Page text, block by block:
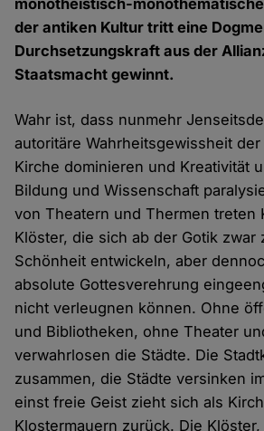
monotheistisch-
der antiken Kultur tritt eine
Durchsetzungskraft aus der
Staatsmacht gewinnt.
Wahr ist, dass nunmehr
autoritäre Wahrheitsgewissheit
Kirche dominieren und Kreativität
Bildung und Wissenschaft
von Theatern und Thermen treten
Klöster, die sich ab der Gotik zwar
Schönheit entwickeln, aber
absolute Gottesverehrung
nicht verleugnen können. Ohne
und Bibliotheken, ohne Theater
verwahrlosen die Städte. Die
zusammen, die Städte versinken
einst freie Geist zieht sich als
Klostermauern zurück. Die